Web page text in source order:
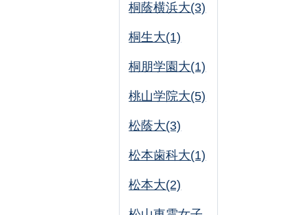
桐蔭横浜大(3)
桐生大(1)
桐朋学園大(1)
桃山学院大(5)
松蔭大(3)
松本歯科大(1)
松本大(2)